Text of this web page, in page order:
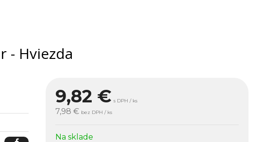
- Hviezda
9,82 € s DPH / ks
7,98 € bez DPH / ks
Na sklade